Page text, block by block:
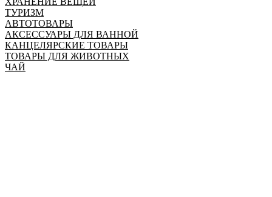
ТУРИЗМ
АВТОТОВАРЫ
АКСЕССУАРЫ ДЛЯ ВАННОЙ
КАНЦЕЛЯРСКИЕ ТОВАРЫ
ТОВАРЫ ДЛЯ ЖИВОТНЫХ
ЧАЙ